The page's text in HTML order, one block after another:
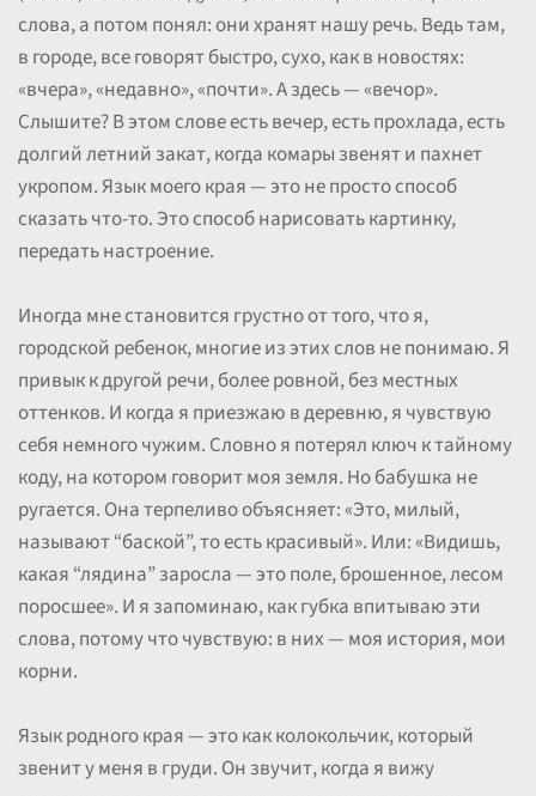
слова, а потом понял: они хранят нашу речь. Ведь там,
в городе, все говорят быстро, сухо, как в новостях:
«вчера», «недавно», «почти». А здесь — «вечор».
Слышите? В этом слове есть вечер, есть прохлада, есть
долгий летний закат, когда комары звенят и пахнет
укропом. Язык моего края — это не просто способ
сказать что-то. Это способ нарисовать картинку,
передать настроение.
Иногда мне становится грустно от того, что я,
городской ребенок, многие из этих слов не понимаю. Я
привык к другой речи, более ровной, без местных
оттенков. И когда я приезжаю в деревню, я чувствую
себя немного чужим. Словно я потерял ключ к тайному
коду, на котором говорит моя земля. Но бабушка не
ругается. Она терпеливо объясняет: «Это, милый,
называют “баской”, то есть красивый». Или: «Видишь,
какая “лядина” заросла — это поле, брошенное, лесом
поросшее». И я запоминаю, как губка впитываю эти
слова, потому что чувствую: в них — моя история, мои
корни.
Язык родного края — это как колокольчик, который
звенит у меня в груди. Он звучит, когда я вижу